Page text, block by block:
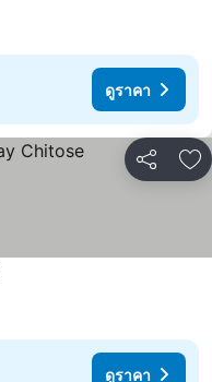
ดูราคา
แชร์ เ
ดูราคา